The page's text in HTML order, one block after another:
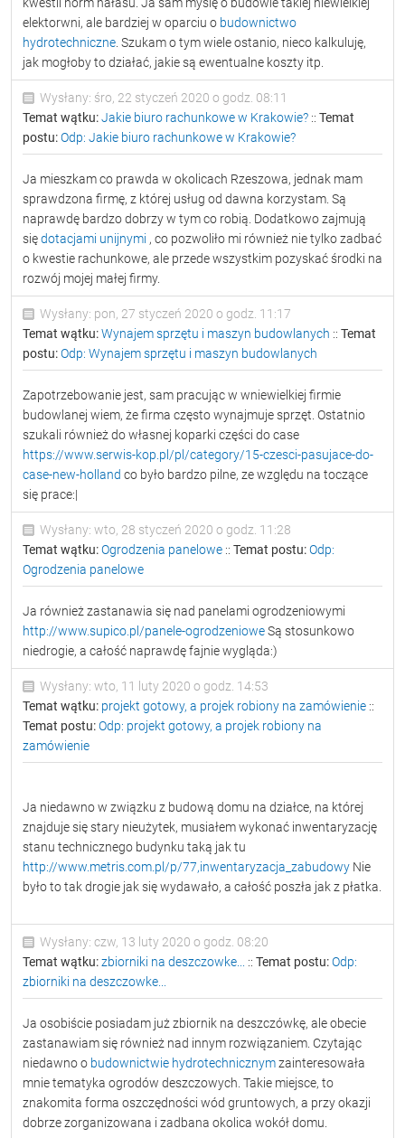
elektorwni, ale bardziej w oparciu o budownictwo
hydrotechniczne . Szukam o tym wiele ostanio, nieco kalkuluję,
jak mogłoby to działać, jakie są ewentualne koszty itp.
Wysłany: śro, 22 styczeń 2020 o godz. 08:11
Temat wątku:Jakie biuro rachunkowe w Krakowie? :: Temat
postu:Odp: Jakie biuro rachunkowe w Krakowie?
Ja mieszkam co prawda w okolicach Rzeszowa, jednak mam
sprawdzona firmę, z której usług od dawna korzystam. Są
naprawdę bardzo dobrzy w tym co robią. Dodatkowo zajmują
siędotacjami unijnymi , co pozwoliło mi również nie tylko zadbać
o kwestie rachunkowe, ale przede wszystkim pozyskać środki na
rozwój mojej małej firmy.
Wysłany: pon, 27 styczeń 2020 o godz. 11:17
Temat wątku:Wynajem sprzętu i maszyn budowlanych :: Temat
postu:Odp: Wynajem sprzętu i maszyn budowlanych
Zapotrzebowanie jest, sam pracując w wniewielkiej firmie
budowlanej wiem, że firma często wynajmuje sprzęt. Ostatnio
szukali również do własnej koparki części do case
https://www.serwis-kop.pl/pl/category/15-czesci-pasujace-do-
case-new-holland co było bardzo pilne, ze względu na toczące
się prace:|
Wysłany: wto, 28 styczeń 2020 o godz. 11:28
Temat wątku:Ogrodzenia panelowe :: Temat postu:Odp:
Ogrodzenia panelowe
Ja również zastanawia się nad panelami ogrodzeniowymi
http://www.supico.pl/panele-ogrodzenioweSą stosunkowo
niedrogie, a całość naprawdę fajnie wygląda:)
Wysłany: wto, 11 luty 2020 o godz. 14:53
Temat wątku: projekt gotowy, a projek robiony na zamówienie ::
Temat postu:Odp: projekt gotowy, a projek robiony na
zamówienie
Ja niedawno w związku z budową domu na działce, na której
znajduje się stary nieużytek, musiałem wykonać inwentaryzację
stanu technicznego budynku taką jak tu
http://www.metris.com.pl/p/77,inwentaryzacja_zabudowy Nie
było to tak drogie jak się wydawało, a całość poszła jak z płatka.
Wysłany: czw, 13 luty 2020 o godz. 08:20
Temat wątku:zbiorniki na deszczowke... :: Temat postu:Odp:
zbiorniki na deszczowke...
Ja osobiście posiadam już zbiornik na deszczówkę, ale obecie
zastanawiam się również nad innym rozwiązaniem. Czytając
niedawno o budownictwie hydrotechnicznymzainteresowała
mnie tematyka ogrodów deszczowych. Takie miejsce, to
znakomita forma oszczędności wód gruntowych, a przy okazji
dobrze zorganizowana i zadbana okolica wokół domu.